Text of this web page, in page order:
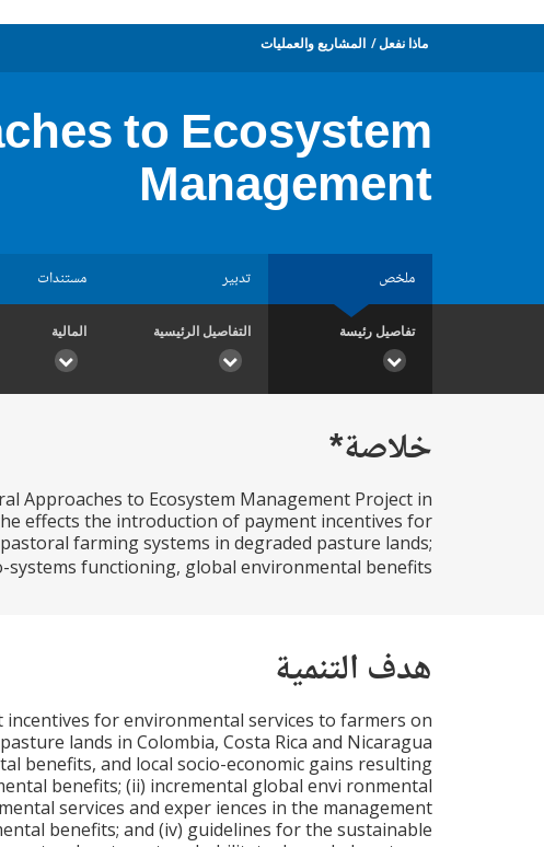
ماذا نفعل المشاريع والعمليات
to Ecosystem
Management
ملخص تدبير مستندات
تفاصيل رئيسة التفاصيل الرئيسية المالية
خلاصة*
Approaches to Ecosystem Management Project in
effects the introduction of payment incentives for
farming systems in degraded pasture lands;
functioning, global environmental benefits...
هدف التنمية
for environmental services to farmers on
lands in Colombia, Costa Rica and Nicaragua
benefits, and local socio-economic gains resulting
benefits; (ii) incremental global envi ronmental
services and exper iences in the management
benefits; and (iv) guidelines for the sustainable